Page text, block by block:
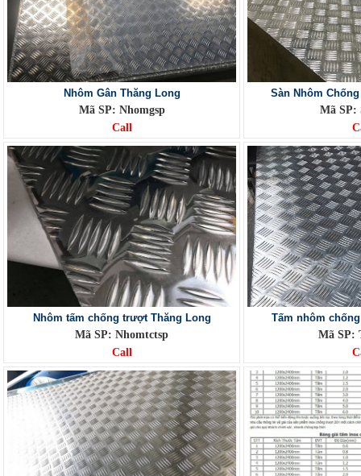
Nhôm Gân Thăng Long
Mã SP: Nhomgsp
Call
Sàn Nhôm
Mã SP:
Nhôm tấm chống trượt Thăng Long
Mã SP: Nhomtctsp
Call
Tấm nhôm
Mã SP: